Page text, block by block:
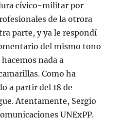
cívico-militar por
de la otrora
parte, y ya le respondí
del mismo tono
nada a
Como ha
a partir del 18 de
Atentamente, Sergio
UNExPP.